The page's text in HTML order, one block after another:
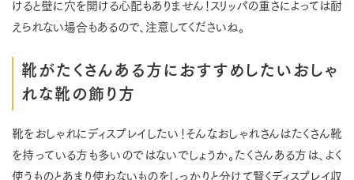
けると壁に穴を開ける心配もありません！スリッパの重さによっては耐
えられない場合もあるので、注意してくださいね。
靴がたくさんある方におすすめしたいおしゃ
れな靴の飾り方
靴をおしゃれにディスプレイしたい！そんなおしゃれさんはたくさん靴
を持っている方も多いのではないでしょうか。たくさんある方は、よく
使うものとあまり使わないものをしっかりと分けて賢くディスプレイ収